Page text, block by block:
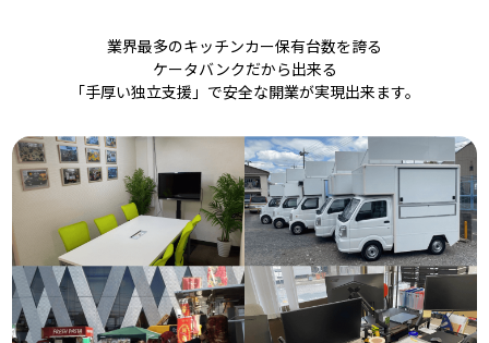
業界最多のキッチンカー保有台数を誇る
ケータバンクだから出来る
「手厚い独立支援」で安全な開業が実現出来ます。